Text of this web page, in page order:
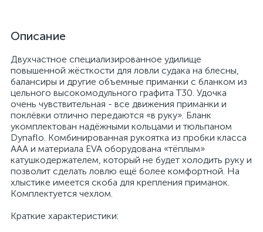
Описание
Двухчастное специализированное удилище
повышенной жёсткости для ловли судака на блесны,
балансиры и другие объемные приманки с бланком из
цельного высокомодульного графита T30. Удочка
очень чувствительная - все движения приманки и
поклёвки отлично передаются «в руку». Бланк
укомплектован надёжными кольцами и тюльпаном
Dynaflo. Комбинированная рукоятка из пробки класса
AAA и материала EVA оборудована «тёплым»
катушкодержателем, который не будет холодить руку и
позволит сделать ловлю ещё более комфортной. На
хлыстике имеется скоба для крепления приманок.
Комплектуется чехлом.
Краткие характеристики: